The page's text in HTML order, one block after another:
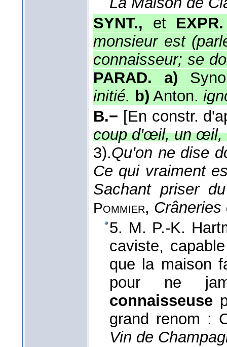
SYNT., et
monsieur est
connaisseur; se
PARAD. a)
initié. b) Anton.
B.− [En constr.
coup d'œil, un œil,
3).Qu'on ne dise
Ce qui vraiment
Sachant priser
Pommier,
5. M. P.-K.
caviste,
que la maison
pour ne
connaisseuse
grand renom :
Vin de